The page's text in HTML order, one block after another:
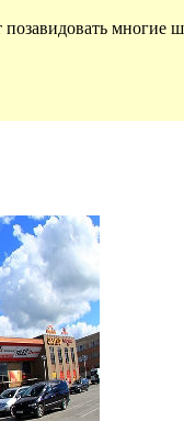
многие